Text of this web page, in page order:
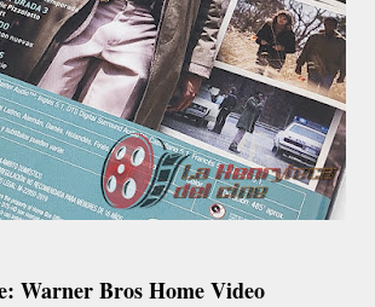
Warner Bros Home Video